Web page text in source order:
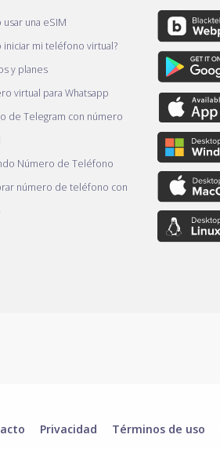
usar una eSIM
iniciar mi teléfono virtual?
y planes
virtual para Whatsapp
de Telegram con número
Número de Teléfono
número de teléfono con
Privacidad Términos de uso